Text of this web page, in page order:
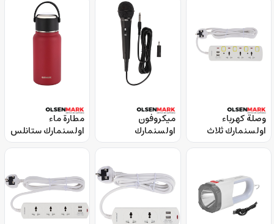
وصلة كهرباء
اولسنمارك ثلاث
مخارج مع منفذي يو
OMES1863 Power
Socket
ميكروفون
اولسنمارك
ديناميكي أحادي
Directional
Dynamic
Microphone
OMMP1297
مطارة ماء
اولسنمارك ستانلس
ستيل 800 مل عازلة
Vacuum Bottle